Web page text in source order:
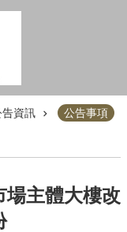
告資訊 公告事項
場主體大樓改